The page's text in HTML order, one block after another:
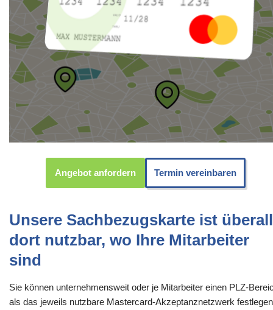
Angebot anfordern Termin vereinbaren
Unsere Sachbezugskarte ist überall
dort nutzbar, wo Ihre Mitarbeiter
sind
Sie können unternehmensweit oder je Mitarbeiter einen PLZ-
als das jeweils nutzbare Mastercard-Akzeptanznetzwerk